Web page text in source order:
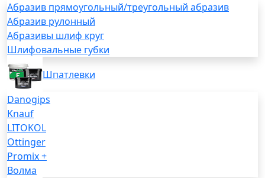
Абразив прямоугольный/треугольный абразив
Абразив рулонный
Абразивы шлиф круг
Шлифовальные губки
Шпатлевки
Danogips
Knauf
LITOKOL
Ottinger
Promix +
Волма